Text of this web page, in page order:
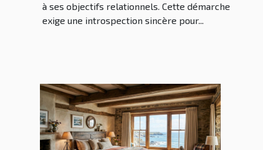
à ses objectifs relationnels. Cette démarche
exige une introspection sincère pour...